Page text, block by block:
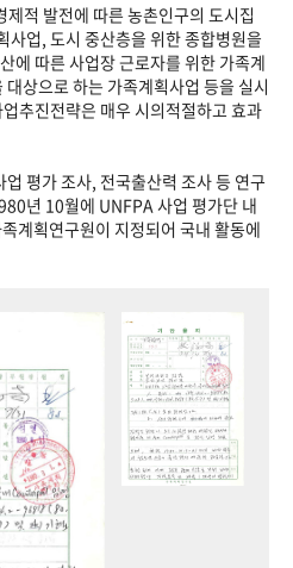
적 발전에 따른 농촌인구의 도시집
사업, 도시 중산층을 위한 종합병원을
에 따른 사업장 근로자를 위한 가족계
상으로 하는 가족계획사업 등을 실시
추진전략은 매우 시의적절하고 효과
평가 조사, 전국출산력 조사 등 연구
년 10월에 UNFPA 사업 평가단 내
계획연구원이 지정되어 국내 활동에